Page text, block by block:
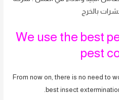
بالخرج
We use the best
pest
From now on, there is no need to
best insect